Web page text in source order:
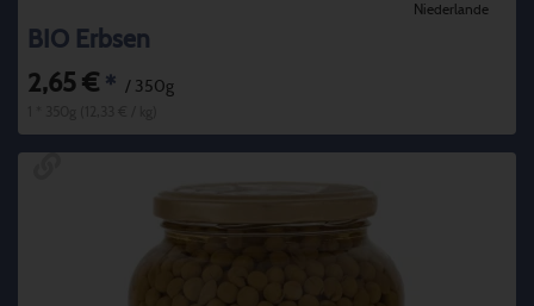
Niederlande
BIO Erbsen
2,65 € * / 350g